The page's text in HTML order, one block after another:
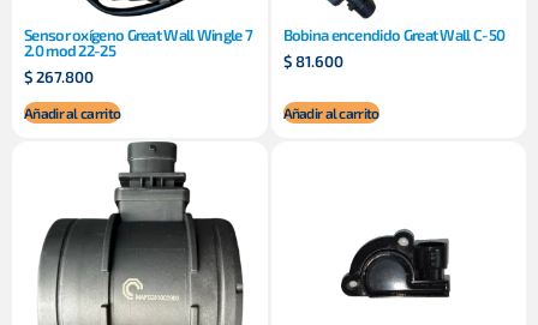
Sensor oxígeno Great Wall Wingle 7
2.0 mod 22-25
$267.800
Añadir al carrito
Bobina encendido Great Wall C-50
$81.600
Añadir al carrito